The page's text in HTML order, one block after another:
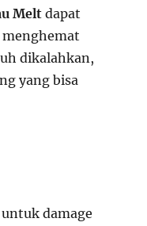
Meltdapat
dikalahkan,
yang bisa
damage